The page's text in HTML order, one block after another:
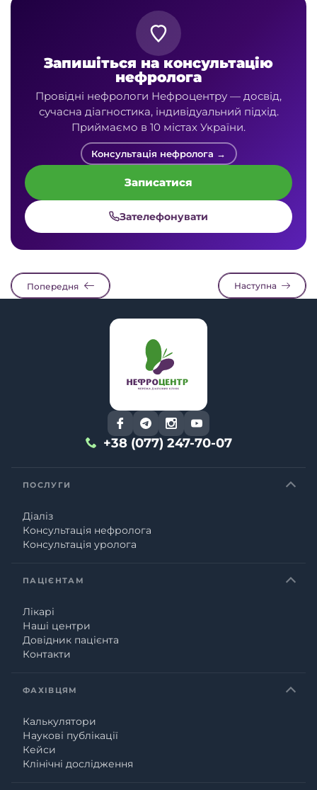
Запишіться на консультацію
нефролога
Провідні нефрологи Нефроцентру — досвід,
сучасна діагностика, індивідуальний підхід.
Приймаємо в 10 містах України.
Консультація нефролога →
Записатися
Зателефонувати
Попередня Наступна
+38 (077) 247-70-07
ПОСЛУГИ
Діаліз
Консультація нефролога
Консультація уролога
ПАЦІЄНТАМ
Лікарі
Наші центри
Довідник пацієнта
Контакти
ФАХІВЦЯМ
Калькулятори
Наукові публікації
Кейси
Клінічні дослідження